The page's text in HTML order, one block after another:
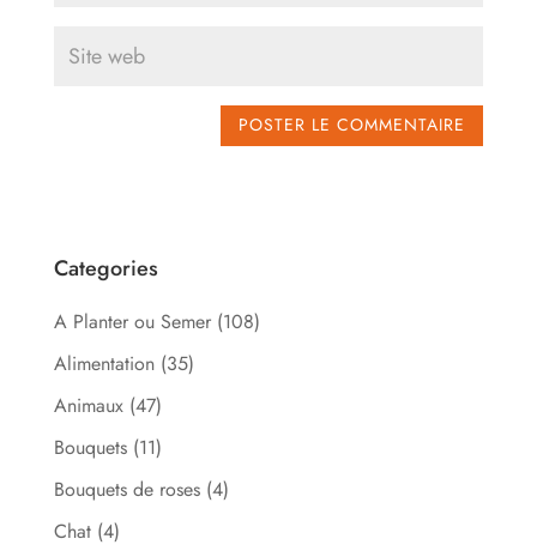
Categories
A Planter ou Semer (108)
Alimentation (35)
Animaux (47)
Bouquets (11)
Bouquets de roses (4)
Chat (4)